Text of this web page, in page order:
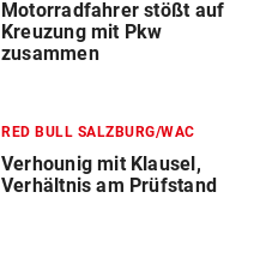
Motorradfahrer stößt auf
Kreuzung mit Pkw
zusammen
RED BULL SALZBURG/WAC
Verhounig mit Klausel,
Verhältnis am Prüfstand